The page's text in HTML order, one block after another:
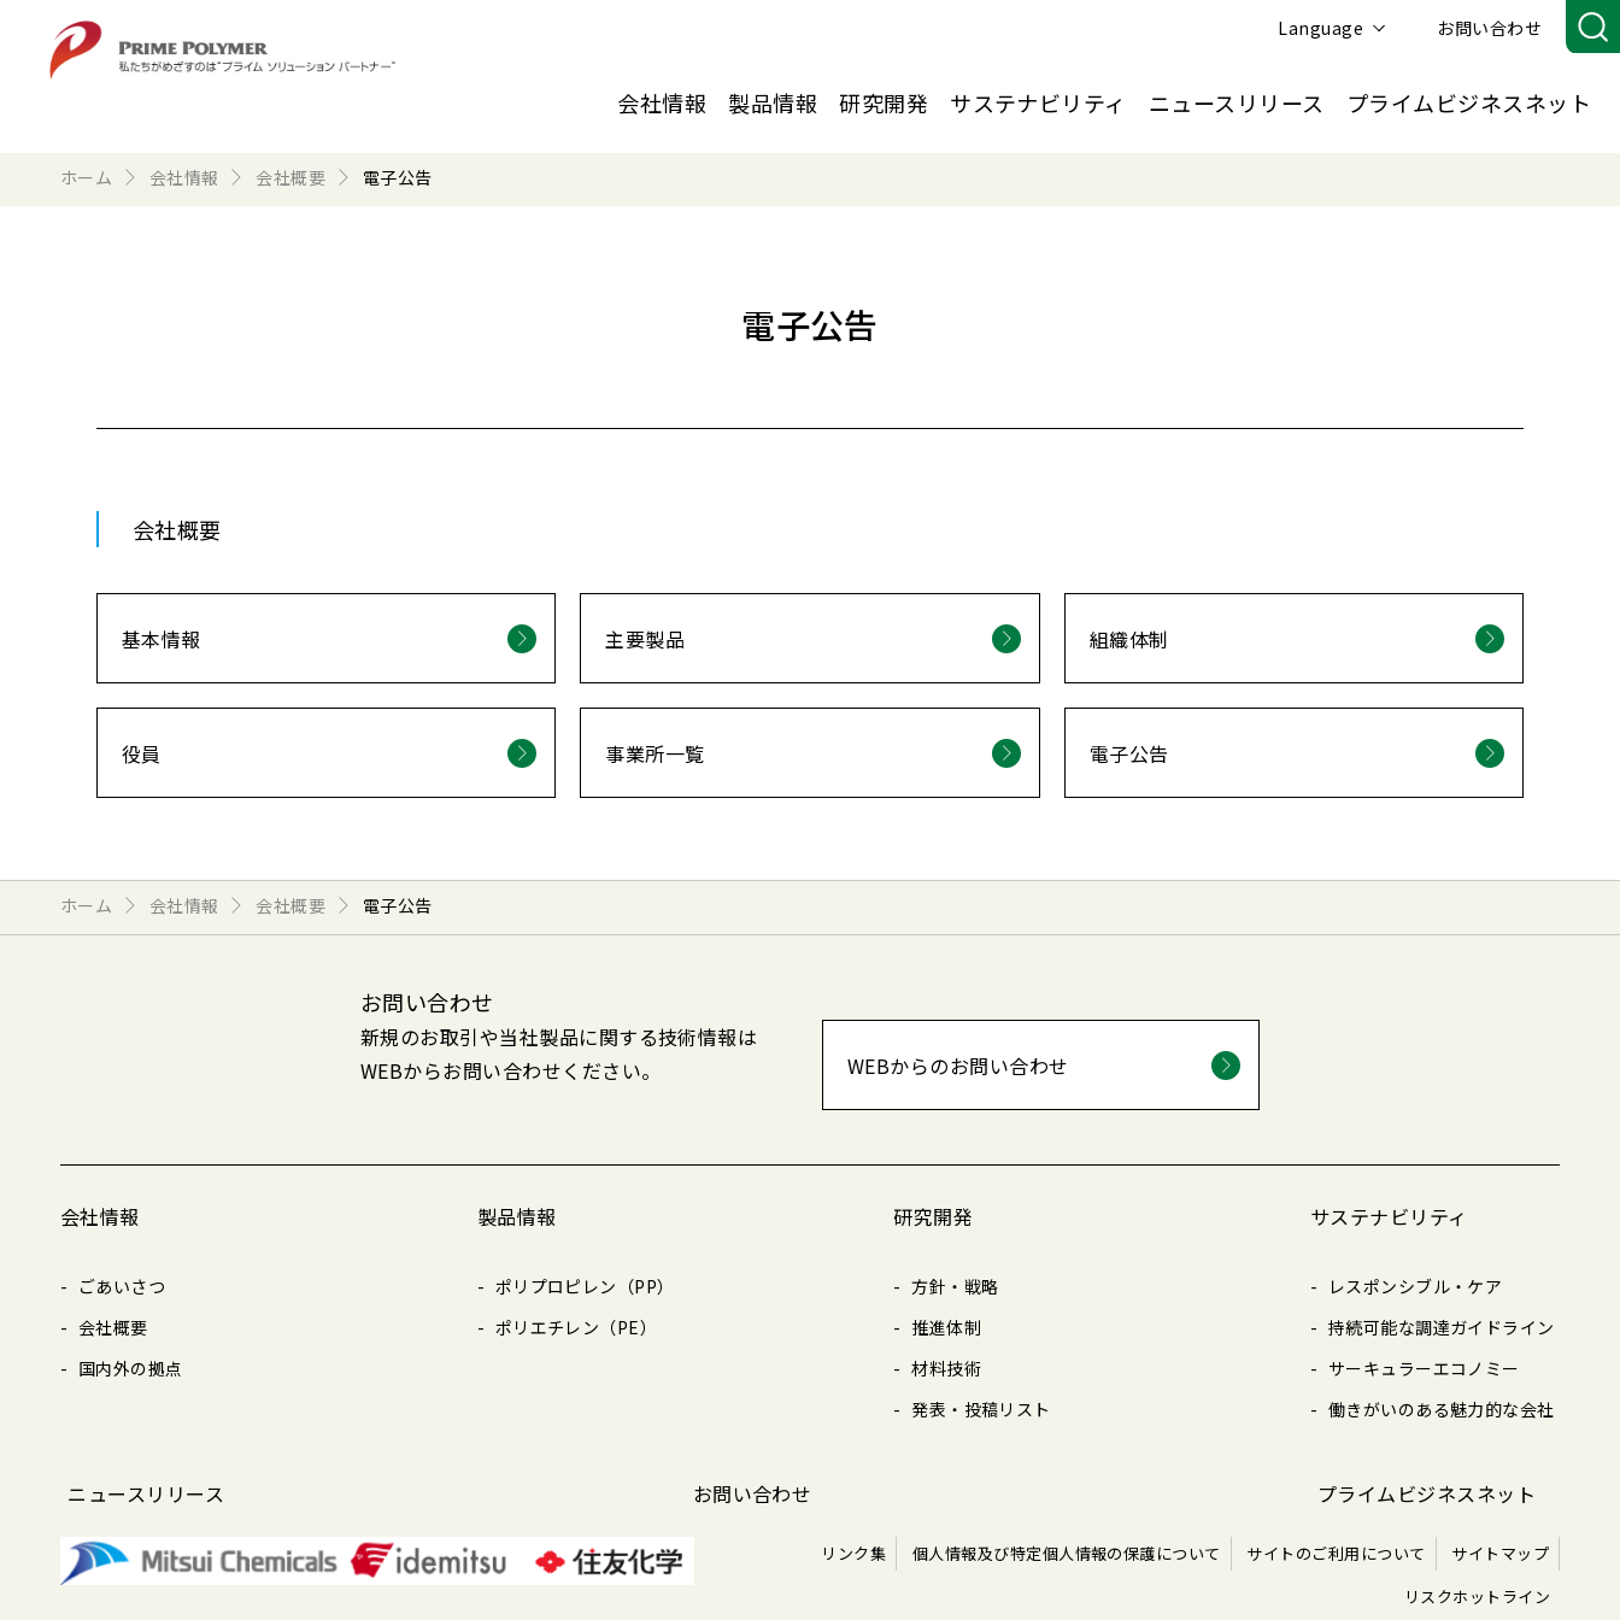
Language お問い合わせ
会社情報 製品情報 研究開発 サステナビリティ ニュースリリース プライムビジネスネット
ホーム 会社情報 会社概要 電子公告
電子公告
会社概要
基本情報 主要製品 組織体制
役員 事業所一覧 電子公告
ホーム 会社情報 会社概要 電子公告
お問い合わせ
新規のお取引や当社製品に関する技術情報は
WEBからお問い合わせください。
WEBからのお問い合わせ
会社情報
ごあいさつ
会社概要
国内外の拠点
製品情報
ポリプロピレン（PP）
ポリエチレン（PE）
研究開発
方針・戦略
推進体制
材料技術
発表・投稿リスト
サステナビリティ
レスポンシブル・ケア
持続可能な調達ガイドライン
サーキュラーエコノミー
働きがいのある魅力的な会社
ニュースリリース お問い合わせ プライムビジネスネット
リンク集 個人情報及び特定個人情報の保護について サイトのご利用について
サイトマップ
リスクホットライン